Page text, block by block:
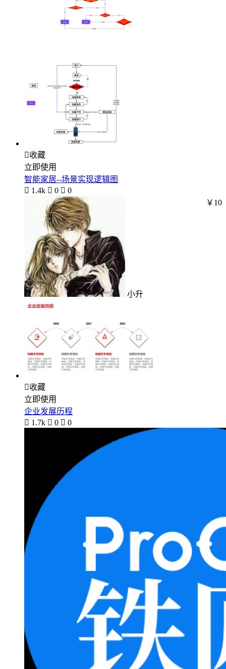
收藏
立即使用
智能家居--场景实现逻辑图
 1.4k  0  0
小升
￥10
收藏
立即使用
企业发展历程
 1.7k  0  0